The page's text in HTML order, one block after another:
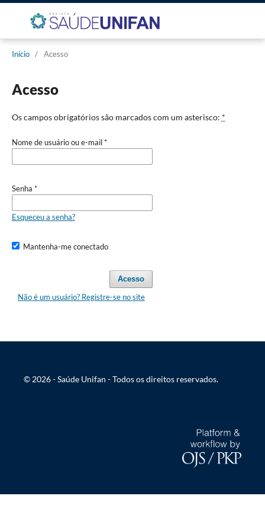
Início / Acesso
Acesso
Os campos obrigatórios são marcados com um asterisco: *
Nome de usuário ou e-mail*
Senha *
Esqueceu a senha?
Mantenha-me conectado
Acesso
Não é um usuário? Registre-se no site
© 2026 - Saúde Unifan - Todos os direitos reservados.